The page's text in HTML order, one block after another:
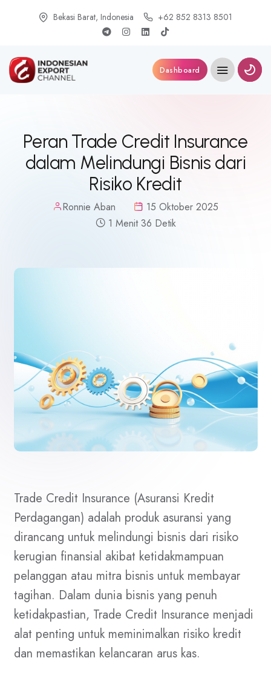
Bekasi Barat, Indonesia +62 852 8313 8501
Dashboard
Peran Trade Credit Insurance
dalam Melindungi Bisnis dari
Risiko Kredit
Ronnie Aban
15 Oktober 2025
1 Menit 36 Detik
Trade Credit Insurance (Asuransi Kredit
Perdagangan) adalah produk asuransi yang
dirancang untuk melindungi bisnis dari risiko
kerugian finansial akibat ketidakmampuan
pelanggan atau mitra bisnis untuk membayar
tagihan. Dalam dunia bisnis yang penuh
ketidakpastian, Trade Credit Insurance menjadi
alat penting untuk meminimalkan risiko kredit
dan memastikan kelancaran arus kas.